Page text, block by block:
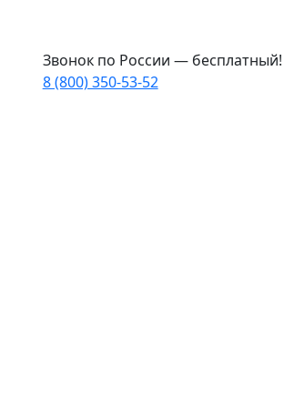
Звонок по России — бесплатный!
8 (800) 350-53-52